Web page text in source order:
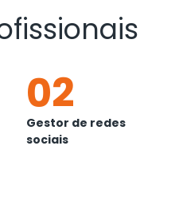
02
Gestor de redes
sociais